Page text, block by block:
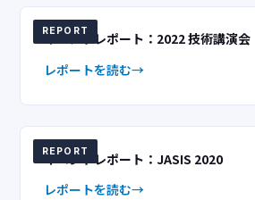
REPORT
イベントレポート：2022 技術講演会
レポートを読む
REPORT
イベントレポート：JASIS 2020
レポートを読む